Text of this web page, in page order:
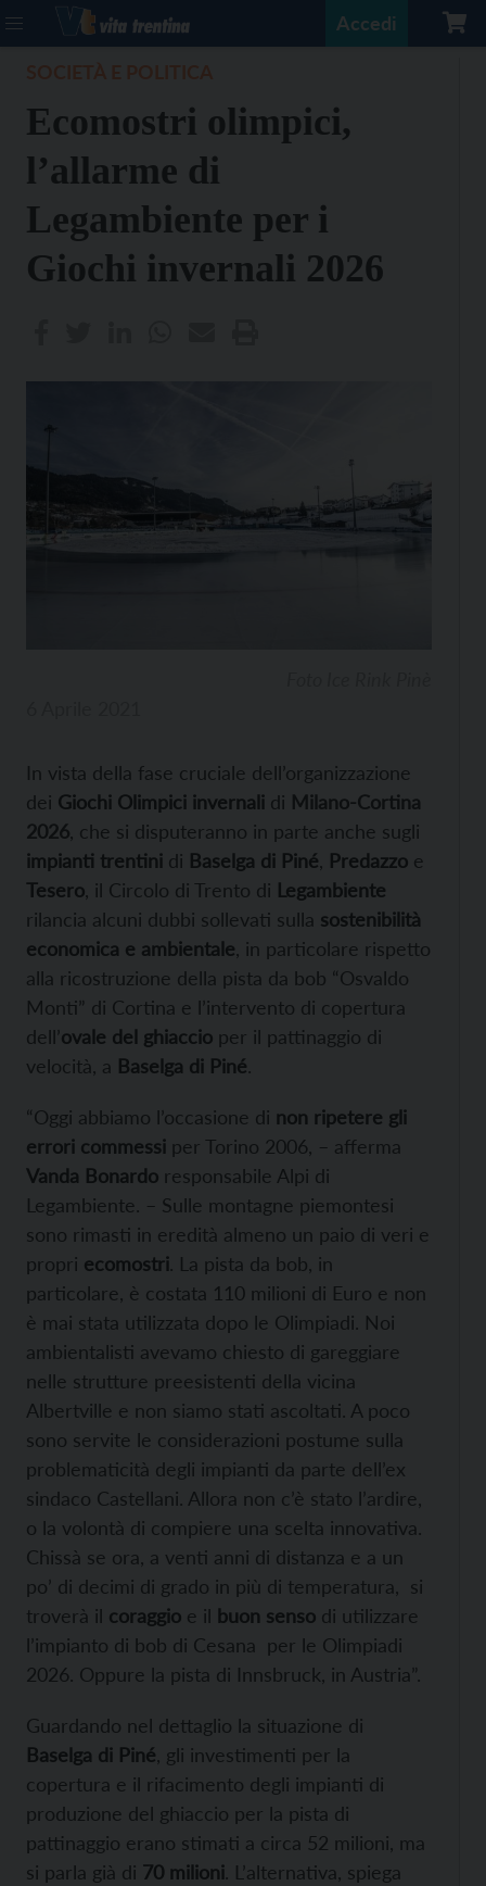
Accedi
Ecomostri olimpici,
l’allarme di
Legambiente per i
Giochi invernali 2026
In vista della fase cruciale dell’organizzazione
dei Giochi Olimpici invernali di Milano-Cortina
2026, che si disputeranno in parte anche sugli
impianti trentini di Baselga di Piné, Predazzo e
Tesero, il Circolo di Trento di Legambiente
rilancia alcuni dubbi sollevati sulla sostenibilità
economica e ambientale, in particolare rispetto
alla ricostruzione della pista da bob “Osvaldo
Monti” di Cortina e l’intervento di copertura
dell’ovale del ghiaccio per il pattinaggio di
velocità, a Baselga di Piné.
“Oggi abbiamo l’occasione di non ripetere gli
errori commessi per Torino 2006, – afferma
Vanda Bonardo responsabile Alpi di
Legambiente. – Sulle montagne piemontesi
sono rimasti in eredità almeno un paio di veri e
propri ecomostri. La pista da bob, in
particolare, è costata 110 milioni di Euro e non
è mai stata utilizzata dopo le Olimpiadi. Noi
ambientalisti avevamo chiesto di gareggiare
nelle strutture preesistenti della vicina
Albertville e non siamo stati ascoltati. A poco
sono servite le considerazioni postume sulla
problematicità degli impianti da parte dell’ex
sindaco Castellani. Allora non c’è stato l’ardire,
o la volontà di compiere una scelta innovativa.
Chissà se ora, a venti anni di distanza e a un
po’ di decimi di grado in più di temperatura, si
troverà il coraggio e il buon senso di utilizzare
l’impianto di bob di Cesana per le Olimpiadi
2026. Oppure la pista di Innsbruck, in Austria”.
Guardando nel dettaglio la situazione di
Baselga di Piné, gli investimenti per la
copertura e il rifacimento degli impianti di
produzione del ghiaccio per la pista di
pattinaggio erano stimati a circa 52 milioni, ma
si parla già di 70 milioni. L’alternativa, spiega